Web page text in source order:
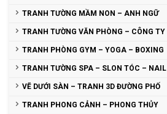
TRANH TƯỜNG MẦM NON – ANH NGỮ
TRANH TƯỜNG VĂN PHÒNG – CÔNG TY
TRANH PHÒNG GYM – YOGA – BOXING
TRANH TƯỜNG SPA – SLON TÓC – NAIL
VẼ DƯỚI SÀN – TRANH 3D ĐƯỜNG PHỐ
TRANH PHONG CẢNH – PHONG THỦY